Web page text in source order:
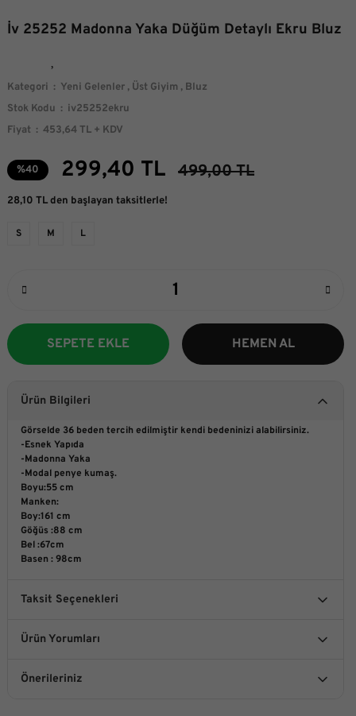
İv 25252 Madonna Yaka Düğüm Detaylı Ekru Bluz
Kategori Yeni Gelenler , Üst Giyim , Bluz
Stok Kodu
iv25252ekru
Fiyat
453,64 TL + KDV
%40 299,40 TL 499,00 TL
28,10 TL den başlayan taksitlerle!
S M L
SEPETE EKLE HEMEN AL
Ürün Bilgileri
Görselde 36 beden tercih edilmiştir kendi bedeninizi alabilirsiniz.
-Esnek Yapıda
-Madonna Yaka
-Modal penye kumaş.
Boyu:55 cm
Manken:
Boy:161 cm
Göğüs :88 cm
Bel :67cm
Basen : 98cm
Taksit Seçenekleri
Ürün Yorumları
Önerileriniz